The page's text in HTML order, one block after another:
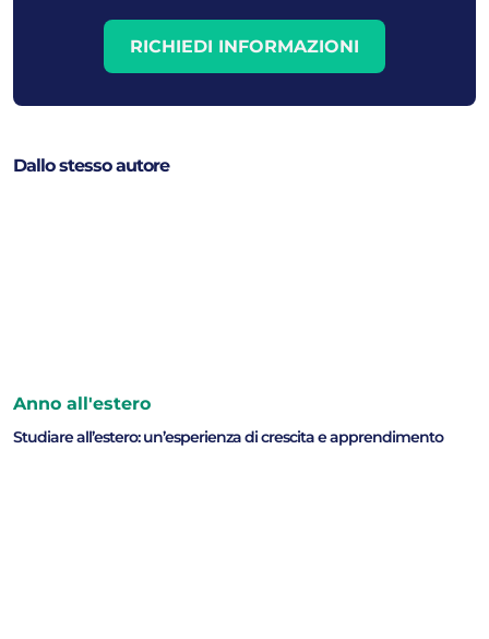
RICHIEDI INFORMAZIONI
Dallo stesso autore
Anno all'estero
Studiare all’estero: un’esperienza di crescita e apprendimento